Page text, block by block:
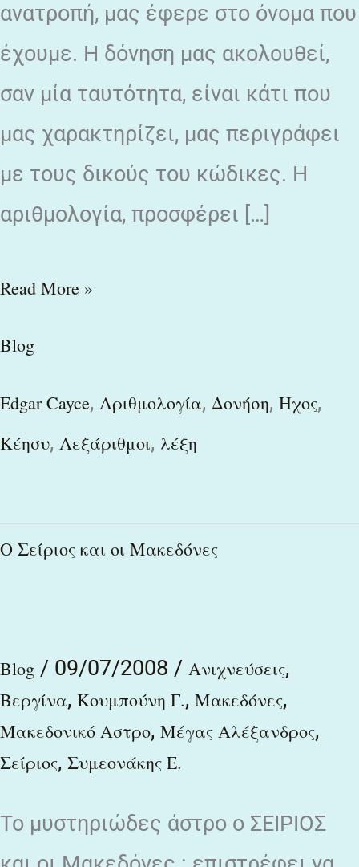
ανατροπή, μας έφερε στο όνομα που
έχουμε. Η δόνηση μας ακολουθεί,
σαν μία ταυτότητα, είναι κάτι που
μας χαρακτηρίζει, μας περιγράφει
με τους δικούς του κώδικες. Η
αριθμολογία, προσφέρει […]
Read More »
Blog
Edgar Cayce, Αριθμολογία, Δονήση, Ηχος,
Κέησυ, Λεξάριθμοι, λέξη
Ο Σείριος και οι Μακεδόνες
Blog / 09/07/2008 / Ανιχνεύσεις,
Βεργίνα, Κουμπούνη Γ., Μακεδόνες,
Μακεδονικό Αστρο, Μέγας Αλέξανδρος,
Σείριος, Συμεονάκης Ε.
Το μυστηριώδες άστρο ο ΣΕΙΡΙΟΣ
Ο
Μακεδόνες